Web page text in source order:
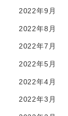
2022年9月
2022年8月
2022年7月
2022年5月
2022年4月
2022年3月